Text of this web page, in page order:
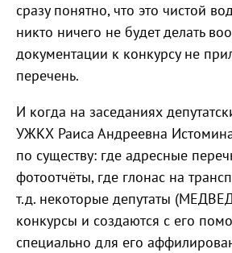
сразу понятно, что это чистой
никто ничего не будет делать
документации к конкурсу не
перечень.
И когда на заседаниях
УЖКХ Раиса Андреевна
по существу: где адресные
фотоотчёты, где глонас на
т.д. некоторые депутаты
конкурсы и создаются с его
специально для его